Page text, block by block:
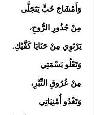
وَأَمْشَاجَ حُبٍّ يَتَجَلَّى
مِنْ جُذُورِ الرُّوحِ،
يَرْتَوِي مِنْ حَنَايَا كَفَّيْكِ.
وَتَعْلُو بَسْمَتِي
مِنْ عُرُوقِ التِّبْرِ،
وَتَغْدُو أُمْنِيَاتِي